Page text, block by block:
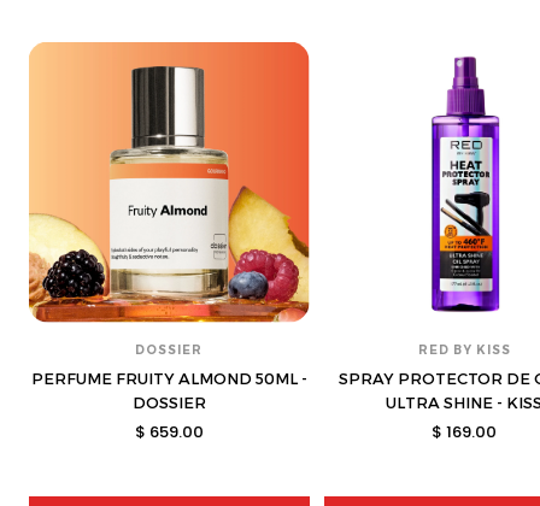
DOSSIER
PERFUME FRUITY ALMOND 50ML -
DOSSIER
$ 659.00
RED BY KISS
SPRAY PROTECTOR DE
ULTRA SHINE -
$ 169.00